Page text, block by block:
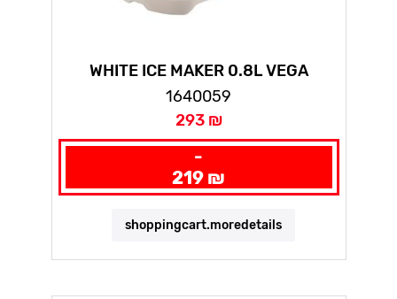
WHITE ICE MAKER 0.8L VEGA
1640059
293 ₪
-
219 ₪
shoppingcart.moredetails